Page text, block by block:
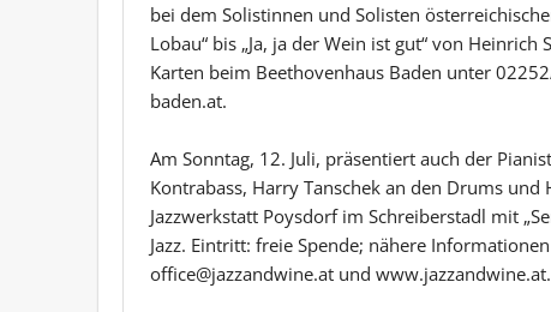
bei dem Solistinnen und Solisten
Lobau“ bis „Ja, ja der Wein ist gut“ von
Karten beim Beethovenhaus Baden unter
baden.at.
Am Sonntag, 12. Juli, präsentiert auch der
Kontrabass, Harry Tanschek an den Drums
Jazzwerkstatt Poysdorf im Schreiberstadl mit
Jazz. Eintritt: freie Spende; nähere
office@jazzandwine.at und www.jazzandwine.at.